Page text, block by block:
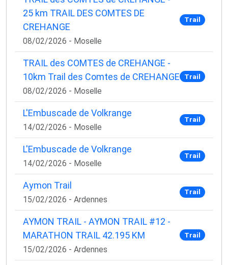
25 km TRAIL DES COMTES DE
CREHANGE
08/02/2026 - Moselle
Trail
TRAIL des COMTES de CREHANGE -
10km Trail des Comtes de CREHANGE
08/02/2026 - Moselle
Trail
L'Embuscade de Volkrange
14/02/2026 - Moselle
Trail
L'Embuscade de Volkrange
14/02/2026 - Moselle
Trail
Aymon Trail
15/02/2026 - Ardennes
Trail
AYMON TRAIL - AYMON TRAIL #12 -
MARATHON TRAIL 42.195 KM
15/02/2026 - Ardennes
Trail